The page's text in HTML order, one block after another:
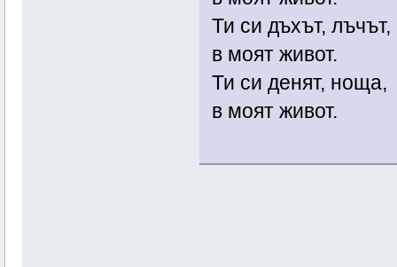
Ти си дъхът, лъчът,
в моят живот.
Ти си денят, ноща,
в моят живот.